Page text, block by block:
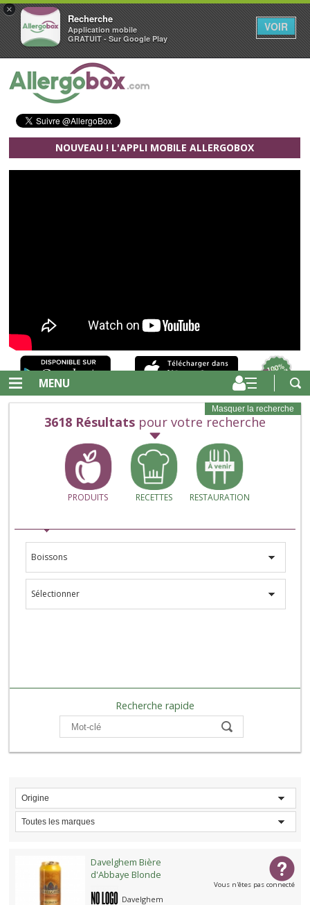
×
Recherche
Application mobile
GRATUIT - Sur Google Play
VOIR
Aller au contenu principal
NOUVEAU ! L'APPLI MOBILE ALLERGOBOX
MENU
Masquer la recherche
3618 Résultatspour votre recherche
PRODUITS RECETTES RESTAURATION
Recherche rapide
Boissons
Sélectionner
Compare
Origine
Toutes les marques
Davelghem Bière
d'Abbaye Blonde
Davelghem
Vous n'êtes pas connecté